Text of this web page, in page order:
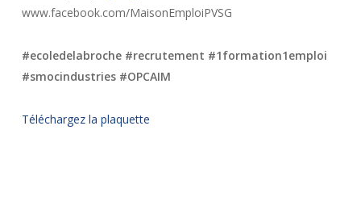
www.facebook.com/MaisonEmploiPVSG
#ecoledelabroche #recrutement #1formation1emploi
#smocindustries #OPCAIM
Téléchargez la plaquette